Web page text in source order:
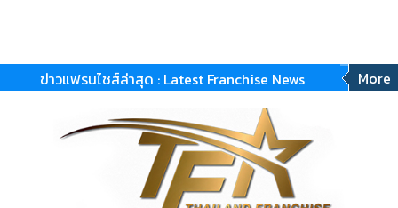
ข่าวแฟรนไชส์ล่าสุด : Latest Franchise News More